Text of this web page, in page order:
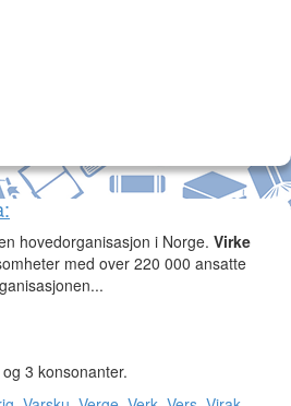
hovedorganisasjon i Norge. Virke
med over 220 000 ansatte
3 konsonanter.